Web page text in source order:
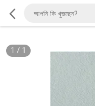
1 / 1